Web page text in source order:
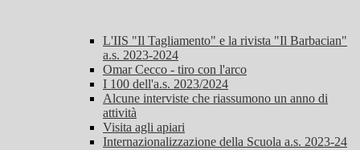
L'IIS "Il Tagliamento" e la rivista "Il Barbacian"
a.s. 2023-2024
Omar Cecco - tiro con l'arco
I 100 dell'a.s. 2023/2024
Alcune interviste che riassumono un anno di
attività
Visita agli apiari
Internazionalizzazione della Scuola a.s. 2023-24